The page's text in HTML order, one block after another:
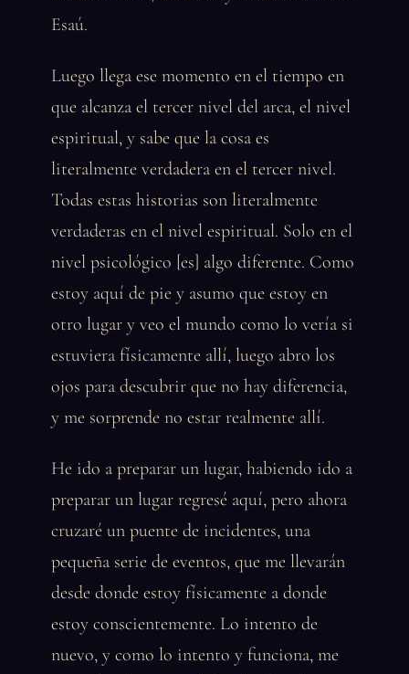
Esaú.
Luego llega ese momento en el tiempo en
que alcanza el tercer nivel del arca, el nivel
espiritual, y sabe que la cosa es
literalmente verdadera en el tercer nivel.
Todas estas historias son literalmente
verdaderas en el nivel espiritual. Solo en el
nivel psicológico [es] algo diferente. Como
estoy aquí de pie y asumo que estoy en
otro lugar y veo el mundo como lo vería si
estuviera físicamente allí, luego abro los
ojos para descubrir que no hay diferencia,
y me sorprende no estar realmente allí.
He ido a preparar un lugar, habiendo ido a
preparar un lugar regresé aquí, pero ahora
cruzaré un puente de incidentes, una
pequeña serie de eventos, que me llevarán
desde donde estoy físicamente a donde
estoy conscientemente. Lo intento de
nuevo, y como lo intento y funciona, me